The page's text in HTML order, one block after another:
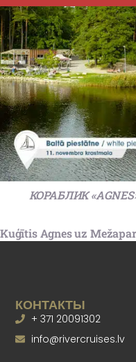
КОРАБЛИК
Kuģītis Agnes uz
КОНТАКТЫ
+ 371 20091302
info@rivercruises.lv